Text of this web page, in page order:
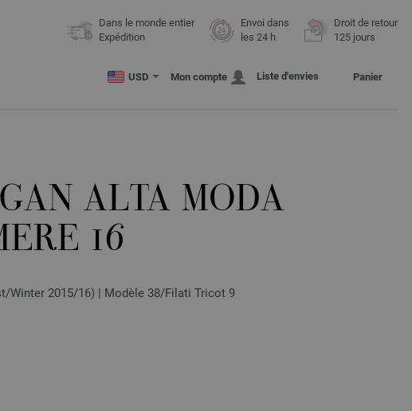
Dans le monde entier
Expédition
Envoi dans
les 24 h
Droit de retour
125 jours
USD Mon compte Liste d'envies Panier
ALTA MODA
16
Winter 2015/16) | Modèle 38/Filati Tricot 9